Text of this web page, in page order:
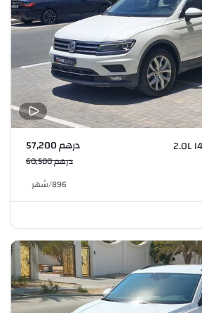
درهم 57,200
درهم 60,500
896
/شهر